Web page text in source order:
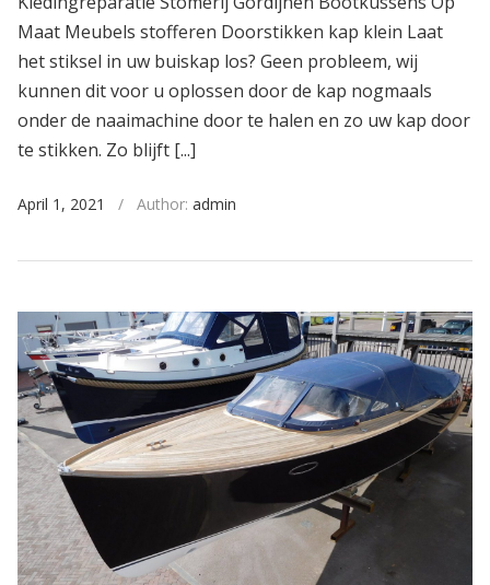
Maat Meubels stofferen Doorstikken kap klein Laat
het stiksel in uw buiskap los? Geen probleem, wij
kunnen dit voor u oplossen door de kap nogmaals
onder de naaimachine door te halen en zo uw kap door
te stikken. Zo blijft [...]
April 1, 2021 / Author: admin